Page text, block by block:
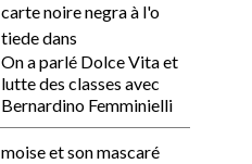
carte noire negra à l'o
tiededans
On a parlé Dolce Vita et
lutte des classes avec
Bernardino Femminielli
moise et son mascaré